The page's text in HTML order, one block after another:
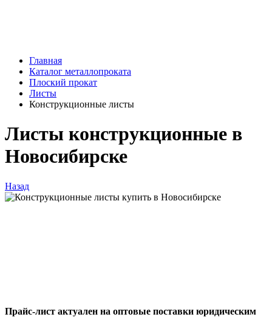
Главная
Каталог металлопроката
Плоский прокат
Листы
Конструкционные листы
Листы конструкционные в
Новосибирске
Назад
Прайс-лист актуален на оптовые поставки юридическим